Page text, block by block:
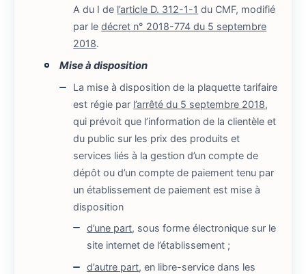
A du I de l’article D. 312-1-1 du CMF, modifié
par ledécret n° 2018-774 du 5 septembre
2018.
Mise à disposition
La mise à disposition de la plaquette tarifaire
est régie par l’arrêté du 5 septembre 2018,
qui prévoit que l’information de la clientèle et
du public sur les prix des produits et
services liés à la gestion d’un compte de
dépôt ou d’un compte de paiement tenu par
un établissement de paiement est mise à
disposition
d’une part, sous forme électronique sur le
site internet de l’établissement ;
d’autre part, en libre-service dans les